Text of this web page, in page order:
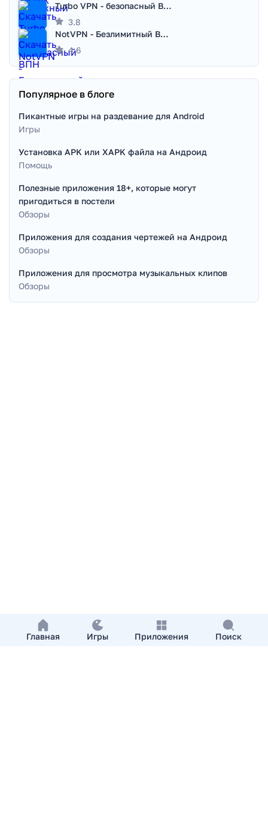
Главная Игры Приложения Поиск
Turbo VPN - безопасный ВПН
3.8
NotVPN - Безлимитный ВПН | VPN
4.6
Популярное в блоге
Пикантные игры на раздевание для Android
Игры
Установка APK или XAPK файла на Андроид
Помощь
Полезные приложения 18+, которые могут
пригодиться в постели
Обзоры
Приложения для создания чертежей на Андроид
Обзоры
Приложения для просмотра музыкальных клипов
Обзоры